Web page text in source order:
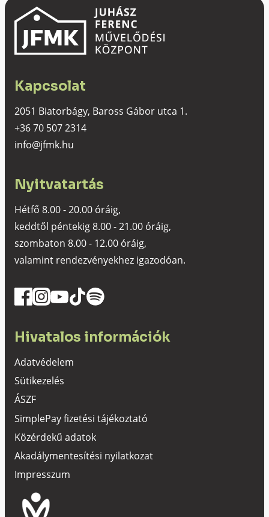
Kapcsolat
2051 Biatorbágy, Baross Gábor utca 1.
+36 70 507 2314
info@jfmk.hu
Nyitvatartás
Hétfő 8.00 - 20.00 óráig,
keddtől péntekig 8.00 - 21.00 óráig,
szombaton 8.00 - 12.00 óráig,
valamint rendezvényekhez igazodóan.
Hivatalos információk
Adatvédelem
Sütikezelés
ÁSZF
SimplePay fizetési tájékoztató
Közérdekű adatok
Akadálymentesítési nyilatkozat
Impresszum